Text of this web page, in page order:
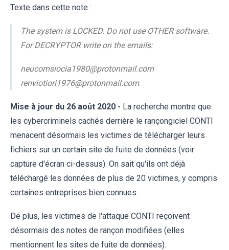
Texte dans cette note :
The system is LOCKED. Do not use OTHER software.
For DECRYPTOR write on the emails:
neucomsiocia1980@protonmail.com
renviotiori1976@protonmail.com
Mise à jour du 26 août 2020 - La recherche montre que
les cybercriminels cachés derrière le rançongiciel CONTI
menacent désormais les victimes de télécharger leurs
fichiers sur un certain site de fuite de données (voir
capture d'écran ci-dessus). On sait qu'ils ont déjà
téléchargé les données de plus de 20 victimes, y compris
certaines entreprises bien connues.
De plus, les victimes de l'attaque CONTI reçoivent
désormais des notes de rançon modifiées (elles
mentionnent les sites de fuite de données).